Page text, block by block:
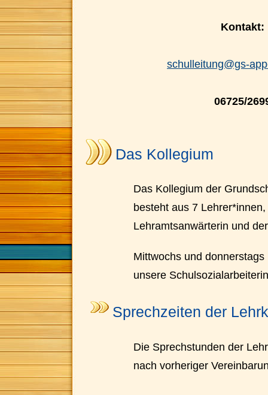
Kontakt:
schulleitung@gs-
06725/
Das Kollegium
Das Kollegium der
besteht aus 7
Lehramtsanwärterin und
Mittwochs und
unsere
Sprechzeiten der
Die Sprechstunden der
nach vorheriger